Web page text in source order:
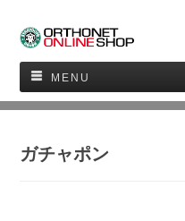
MENU
ガチャポン